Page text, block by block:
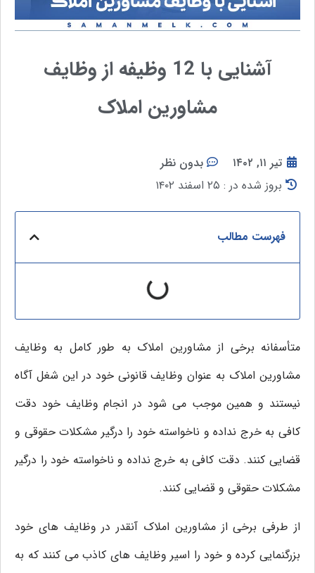
آشنایی با 12 وظیفه از وظایف
مشاورین املاک
تیر ۱۱, ۱۴۰۲
بدون نظر
بروز شده در : ۲۵ اسفند ۱۴۰۲
فهرست مطالب
متأسفانه برخی از مشاورین املاک به طور کامل به وظایف
مشاورین املاک به عنوان وظایف قانونی خود در این شغل آگاه
نیستند و همین موجب می شود در انجام وظایف خود دقت
کافی به خرج نداده و ناخواسته خود را درگیر مشکلات حقوقی و
قضایی کنند. دقت کافی به خرج نداده و ناخواسته خود را درگیر
مشکلات حقوقی و قضایی کنند.
از طرفی برخی از مشاورین املاک آنقدر در وظایف های خود
بزرگنمایی کرده و خود را اسیر وظایف های کاذب می کنند که به